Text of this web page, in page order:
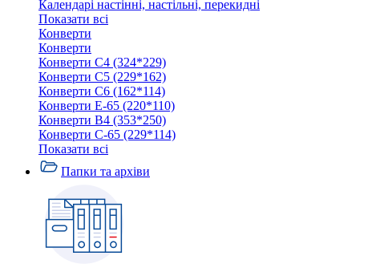
Календарі настінні, настільні, перекидні
Показати всі
Конверти
Конверти
Конверти C4 (324*229)
Конверти C5 (229*162)
Конверти C6 (162*114)
Конверти E-65 (220*110)
Конверти В4 (353*250)
Конверти С-65 (229*114)
Показати всі
Папки та архіви